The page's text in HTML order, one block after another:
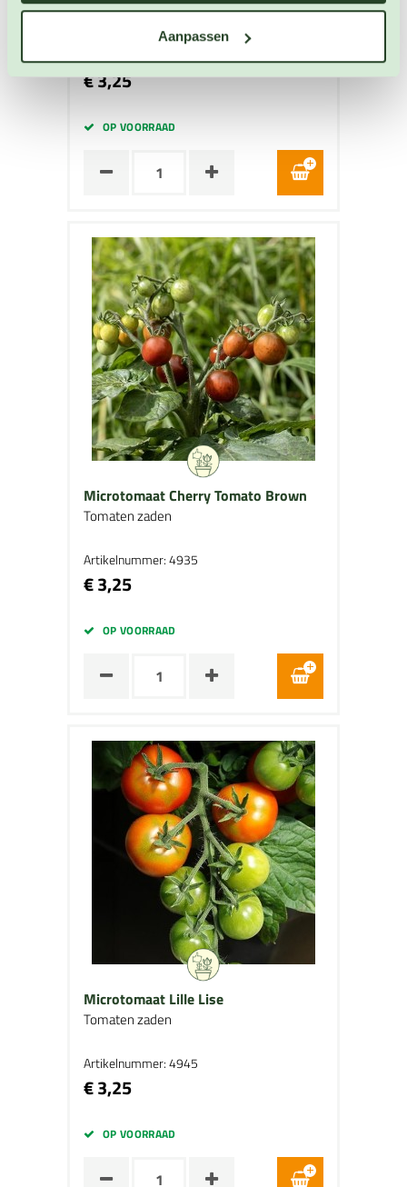
Aanpassen
Tomaten zaden
€ 3,25
OP VOORRAAD
Microtomaat Cherry Tomato Brown
Tomaten zaden
Artikelnummer: 4935
€ 3,25
OP VOORRAAD
Microtomaat Lille Lise
Tomaten zaden
Artikelnummer: 4945
€ 3,25
OP VOORRAAD